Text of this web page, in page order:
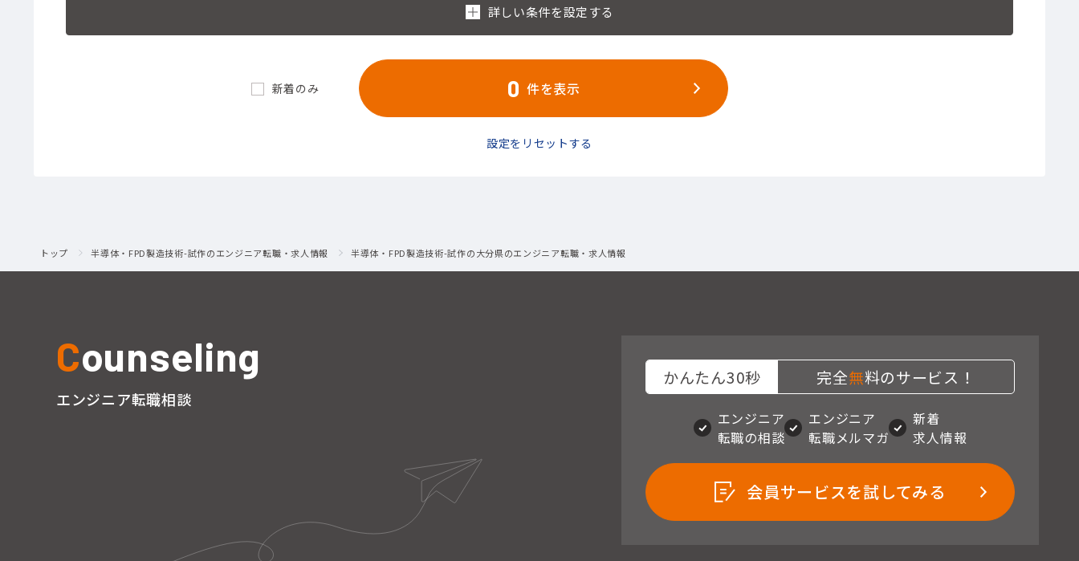
新着のみ 0 件を表示
設定をリセットする
トップ 半導体・FPD製造技術-試作のエンジニア転職・求人情報 半導体・FPD製造技術-試作の大分県のエンジニア転職・求人情報
Counseling
エンジニア転職相談
かんたん30秒 完全無料のサービス！
エンジニア
転職の相談
エンジニア
転職メルマガ
新着
求人情報
会員サービスを試してみる